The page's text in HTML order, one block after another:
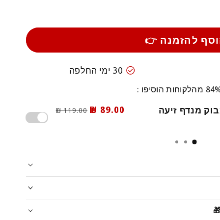
להזמנה 👉
check_circle 30 ימי החלפה
מהלקוחות הוסיפו :
89.00 ₪
119.00 ₪
העדיפויות שלנו!